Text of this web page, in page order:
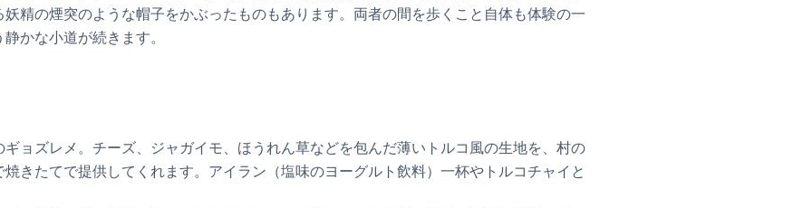
精の煙突のような帽子をかぶったものもあります。両者の間を歩くこと自体も体験の一
かな小道が続きます。
ョズレメ。チーズ、ジャガイモ、ほうれん草などを包んだ薄いトルコ風の生地を、村の
きたてで提供してくれます。アイラン（塩味のヨーグルト飲料）一杯やトルコチャイと